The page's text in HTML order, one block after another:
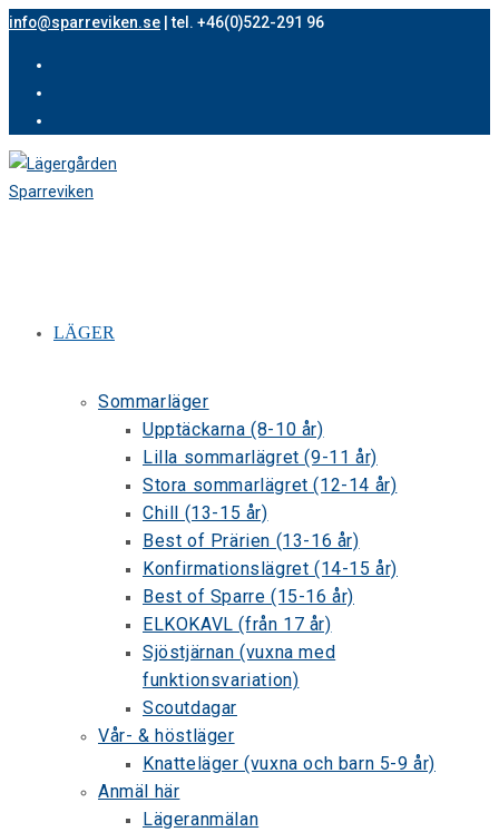
Hoppa
info@sparreviken.se | tel. +46(0)522-291 96
LÄGER
Sommarläger
Upptäckarna (8-10 år)
Lilla sommarlägret (9-11 år)
Stora sommarlägret (12-14 år)
Chill (13-15 år)
Best of Prärien (13-16 år)
Konfirmationslägret (14-15 år)
Best of Sparre (15-16 år)
ELKOKAVL (från 17 år)
Sjöstjärnan (vuxna med
funktionsvariation)
Scoutdagar
Vår- & höstläger
Knatteläger (vuxna och barn 5-9 år)
Anmäl här
Lägeranmälan